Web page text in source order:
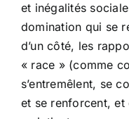
et inégalités
domination qui se
d’un côté, les
« race » (comme
s’entremêlent, se
et se renforcent, et